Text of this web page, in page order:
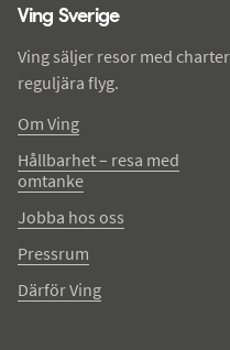
Ving Sverige
Ving säljer resor med
reguljära flyg.
Om Ving
Hållbarhet – resa med
omtanke
Jobba hos oss
Pressrum
Därför Ving